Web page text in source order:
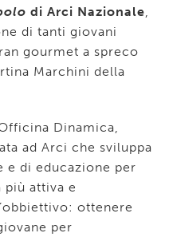
di Arci Nazionale,
di tanti giovani
gourmet a spreco
Marchini della
Dinamica,
ad Arci che sviluppa
e di educazione per
più attiva e
ottenere
per